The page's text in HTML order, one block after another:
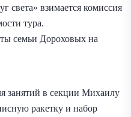
света» взимается комиссия
тура.
семьи Дороховых на
занятий в секции Михаилу
ракетку и набор